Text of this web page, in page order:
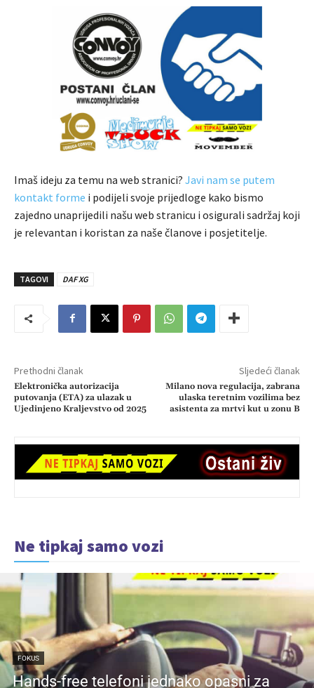
Imaš ideju za temu na web stranici? Javi nam se putem
kontakt forme i podijeli svoje prijedloge kako bismo
zajedno unaprijedili našu web stranicu i osigurali sadržaj koji
je relevantan i koristan za naše članove i posjetitelje.
TAGOVI DAF XG
Prethodni članak
Elektronička autorizacija
putovanja (ETA) za ulazak u
Ujedinjeno Kraljevstvo od 2025
Sljedeći članak
Milano nova regulacija, zabrana
ulaska teretnim vozilima bez
asistenta za mrtvi kut u zonu B
Ne tipkaj samo vozi
FOKUS
Hands-free telefoni jednako opasni za